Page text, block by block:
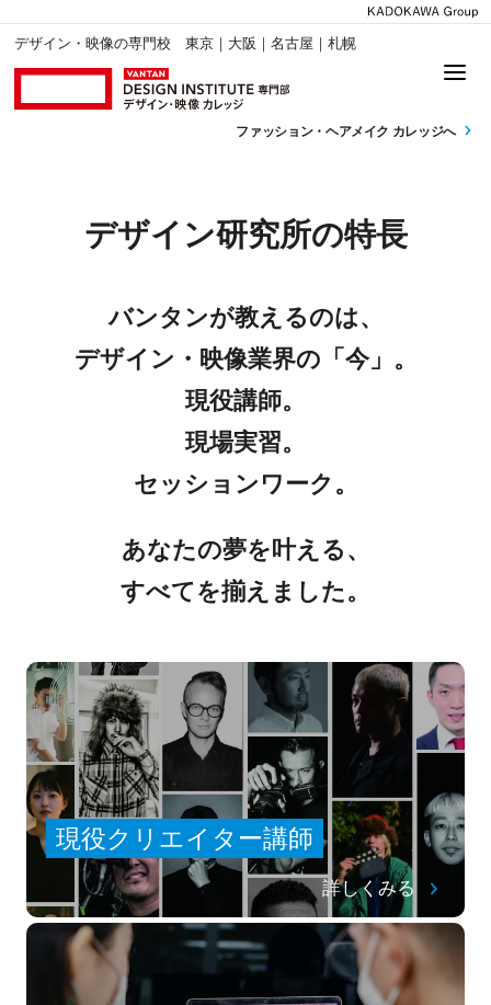
デザイン・映像の専門校 東京｜大阪｜名古屋｜札幌
ファッション・ ヘアメイク カレッジへ
デザイン研究所の特長
バンタンが教えるのは、
デザイン・映像業界の「今」。
現役講師。
現場実習。
セッションワーク。
あなたの夢を叶える、
すべてを揃えました。
現役クリエイター講師
詳しくみる